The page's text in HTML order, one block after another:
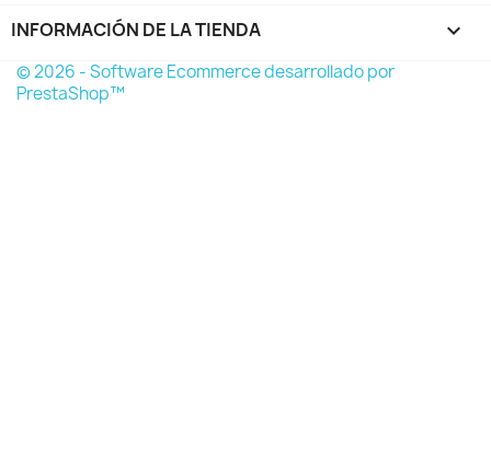
INFORMACIÓN DE LA TIENDA keyboard_arrow_down
© 2026 - Software Ecommerce desarrollado por
PrestaShop™